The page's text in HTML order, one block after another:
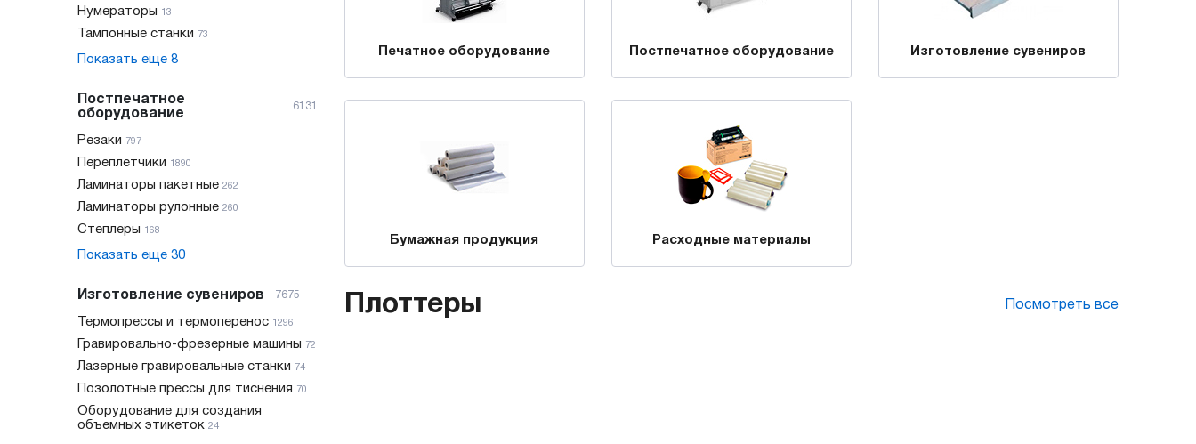
Нумераторы 13
Тампонные станки 73
Показать еще 8
Постпечатное
оборудование
6131
Резаки 797
Переплетчики 1890
Ламинаторы пакетные 262
Ламинаторы рулонные 260
Степлеры 168
Показать еще 30
Изготовление сувениров 7675
Термопрессы и термоперенос 1296
Гравировально-фрезерные машины 72
Лазерные гравировальные станки 74
Позолотные прессы для тиснения 70
Оборудование для создания
объемных этикеток 24
Печатное оборудование Постпечатное оборудование Изготовление сувениров
Бумажная продукция Расходные материалы
Плоттеры Посмотреть все